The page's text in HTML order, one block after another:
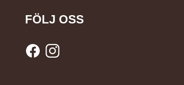
FÖLJ OSS